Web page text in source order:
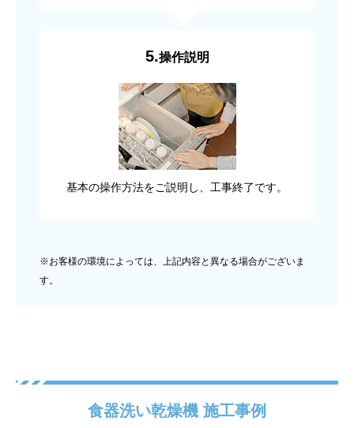
5.操作説明
基本の操作方法をご説明し、工事終了です。
※お客様の環境によっては、上記内容と異なる場合がございま
す。
食器洗い乾燥機 施工事例